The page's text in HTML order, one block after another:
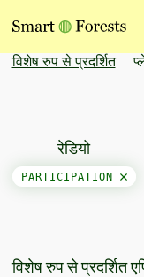
विशेष रुप से प्रदर्शित
रेडियो
PARTICIPATION
विशेष रुप से प्रदर्शित